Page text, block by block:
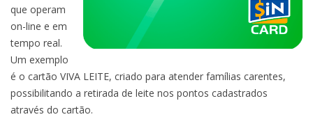
que operam
on-line e em
tempo real.
Um exemplo
é o cartão VIVA LEITE, criado para atender famílias carentes,
possibilitando a retirada de leite nos pontos cadastrados
através do cartão.